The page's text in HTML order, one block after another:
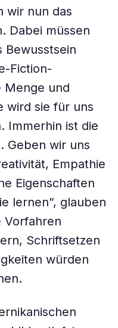
wir nun das
Dabei müssen
Bewusstsein
Fiction-
Menge und
wird sie für uns
Immerhin ist die
Geben wir uns
Empathie
Eigenschaften
lernen”, glauben
Vorfahren
Schriftsetzen
würden